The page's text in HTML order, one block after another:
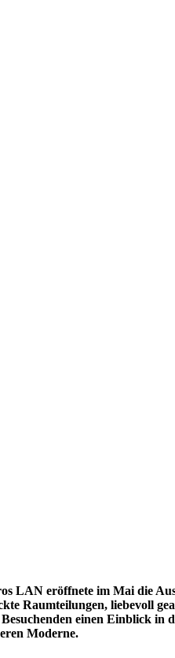
LAN eröffnete im Mai die
Raumteilungen, liebevoll
einen Einblick in
Moderne.